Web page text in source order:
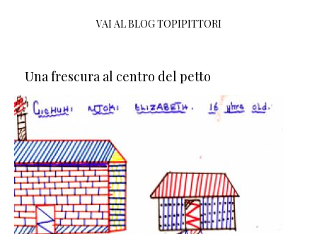
VAI AL BLOG TOPIPITTORI
Una frescura al centro del petto